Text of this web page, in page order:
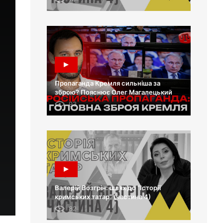
Пропаганда Кремля сильніша за
зброю? Пояснює Олег Магалецький
93
Валерій Возгрін: шлях до “Історії
кримських татар” (частина 4)
82